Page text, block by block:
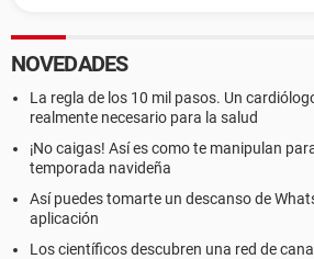
NOVEDADES
La regla de los 10 mil pasos. Un
realmente necesario para la salud
¡No caigas! Así es como te manipulan
temporada navideña
Así puedes tomarte un descanso de
aplicación
Los científicos descubren una red de